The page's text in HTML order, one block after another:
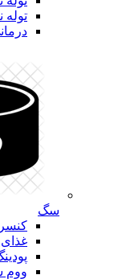
سگ